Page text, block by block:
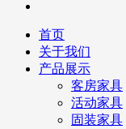
首页
关于我们
产品展示
客房家具
活动家具
固装家具